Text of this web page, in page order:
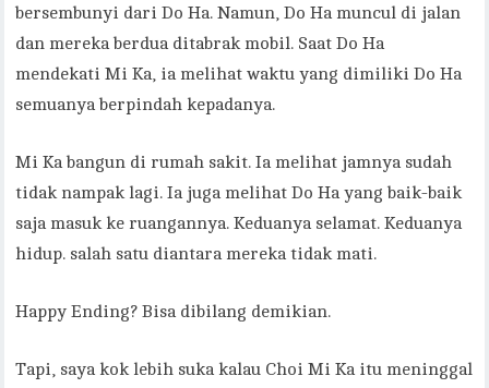
bersembunyi dari Do Ha. Namun, Do Ha muncul di jalan
dan mereka berdua ditabrak mobil. Saat Do Ha
mendekati Mi Ka, ia melihat waktu yang dimiliki Do Ha
semuanya berpindah kepadanya.
Mi Ka bangun di rumah sakit. Ia melihat jamnya sudah
tidak nampak lagi. Ia juga melihat Do Ha yang baik-baik
saja masuk ke ruangannya. Keduanya selamat. Keduanya
hidup. salah satu diantara mereka tidak mati.
Happy Ending? Bisa dibilang demikian.
Tapi, saya kok lebih suka kalau Choi Mi Ka itu meninggal